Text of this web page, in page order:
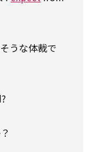
うな体裁で